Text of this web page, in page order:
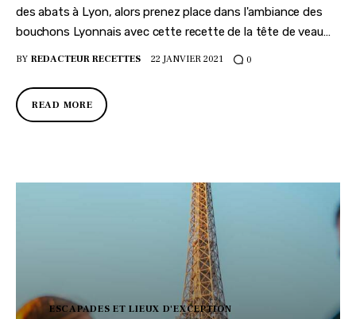
des abats à Lyon, alors prenez place dans l'ambiance des
bouchons Lyonnais avec cette recette de la tête de veau…
BY REDACTEUR RECETTES 22 JANVIER 2021 0
READ MORE
ESCAPADES ET LIEUX D'EXCEPTION